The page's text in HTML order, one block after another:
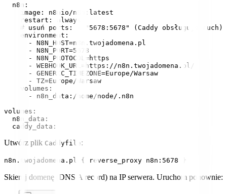
  n8n:
    image: n8nio/n8n:latest
    restart: always
    # usuń ports: - "5678:5678" (Caddy obsługuje ruch)
    environment:
      - N8N_HOST=n8n.twojadomena.pl
      - N8N_PORT=5678
      - N8N_PROTOCOL=https
      - WEBHOOK_URL=https://n8n.twojadomena.pl/
      - GENERIC_TIMEZONE=Europe/Warsaw
      - TZ=Europe/Warsaw
    volumes:
      - n8n_data:/home/node/.n8n
volumes:
  n8n_data:
Utwórz plik Caddyfile:
n8n.twojadomena.pl { reverse_proxy n8n:5678 }
Skieruj domenę (DNS A record) na IP serwera. Uruchom ponownie: